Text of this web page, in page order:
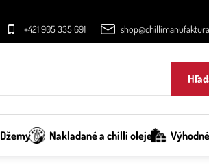
+421 905 335 691
Džemy Nakladané a chilli oleje